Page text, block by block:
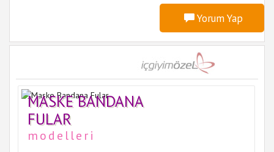
Yorum Yap
MASKE BANDANA
FULAR
modelleri